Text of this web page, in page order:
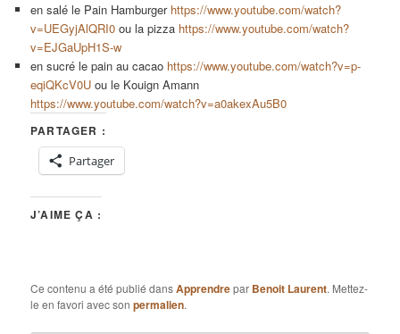
en salé le Pain Hamburger https://www.youtube.com/watch?
v=UEGyjAlQRI0 ou la pizza https://www.youtube.com/watch?
v=EJGaUpH1S-w
en sucré le pain au cacao https://www.youtube.com/watch?v=p-
eqiQKcV0U ou le Kouign Amann
https://www.youtube.com/watch?v=a0akexAu5B0
PARTAGER :
Partager
J’AIME ÇA :
Ce contenu a été publié dansApprendrepar Benoit Laurent. Mettez-
le en favori avec sonpermalien.